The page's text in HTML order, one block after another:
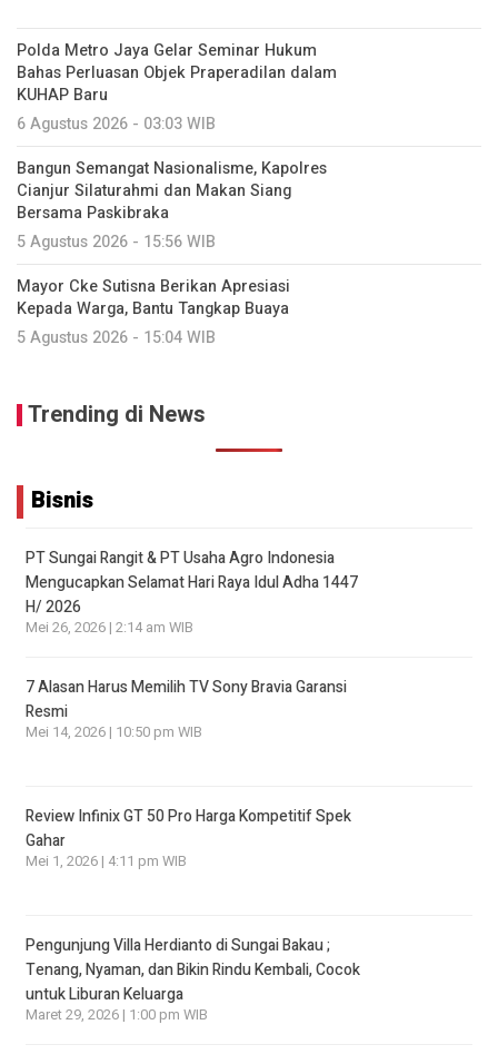
Polda Metro Jaya Gelar Seminar Hukum
Bahas Perluasan Objek Praperadilan dalam
KUHAP Baru
6 Agustus 2026 - 03:03 WIB
Bangun Semangat Nasionalisme, Kapolres
Cianjur Silaturahmi dan Makan Siang
Bersama Paskibraka
5 Agustus 2026 - 15:56 WIB
Mayor Cke Sutisna Berikan Apresiasi
Kepada Warga, Bantu Tangkap Buaya
5 Agustus 2026 - 15:04 WIB
Trending di News
Bisnis
PT Sungai Rangit & PT Usaha Agro Indonesia
Mengucapkan Selamat Hari Raya Idul Adha 1447
H/ 2026
Mei 26, 2026 | 2:14 am WIB
7 Alasan Harus Memilih TV Sony Bravia Garansi
Resmi
Mei 14, 2026 | 10:50 pm WIB
Review Infinix GT 50 Pro Harga Kompetitif Spek
Gahar
Mei 1, 2026 | 4:11 pm WIB
Pengunjung Villa Herdianto di Sungai Bakau ;
Tenang, Nyaman, dan Bikin Rindu Kembali, Cocok
untuk Liburan Keluarga
Maret 29, 2026 | 1:00 pm WIB